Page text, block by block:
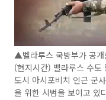
▲벨라루스 국방부가 공
(현지시간) 벨라루스 수
도시 아시포비치 인근 군
을 위한 시범을 보이고 있